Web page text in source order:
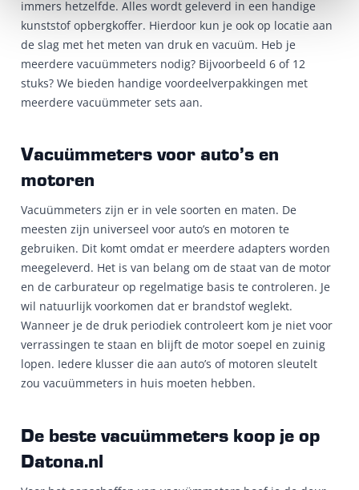
immers hetzelfde. Alles wordt geleverd in een handige
kunststof opbergkoffer. Hierdoor kun je ook op locatie aan
de slag met het meten van druk en vacuüm. Heb je
meerdere vacuümmeters nodig? Bijvoorbeeld 6 of 12
stuks? We bieden handige voordeelverpakkingen met
meerdere vacuümmeter sets aan.
Vacuümmeters voor auto’s en
motoren
Vacuümmeters zijn er in vele soorten en maten. De
meesten zijn universeel voor auto’s en motoren te
gebruiken. Dit komt omdat er meerdere adapters worden
meegeleverd. Het is van belang om de staat van de motor
en de carburateur op regelmatige basis te controleren. Je
wil natuurlijk voorkomen dat er brandstof weglekt.
Wanneer je de druk periodiek controleert kom je niet voor
verrassingen te staan en blijft de motor soepel en zuinig
lopen. Iedere klusser die aan auto’s of motoren sleutelt
zou vacuümmeters in huis moeten hebben.
De beste vacuümmeters koop je op
Datona.nl